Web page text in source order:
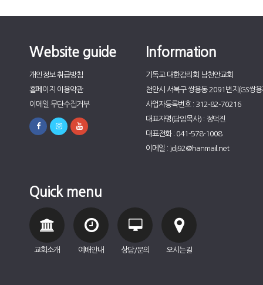
Website guide
개인정보 취급방침
홈페이지 이용약관
이메일 무단수집거부
Information
기독교 대한감리회 남천안교회
천안시 서북구 쌍용동 2091번지(GS쌍
사업자등록번호 : 312-82-70216
대표자명(담임목사) : 정덕진
대표전화 : 041-578-1008
이메일 : jdj92@hanmail.net
Quick menu
교회소개 예배안내 상담/문의 오시는길